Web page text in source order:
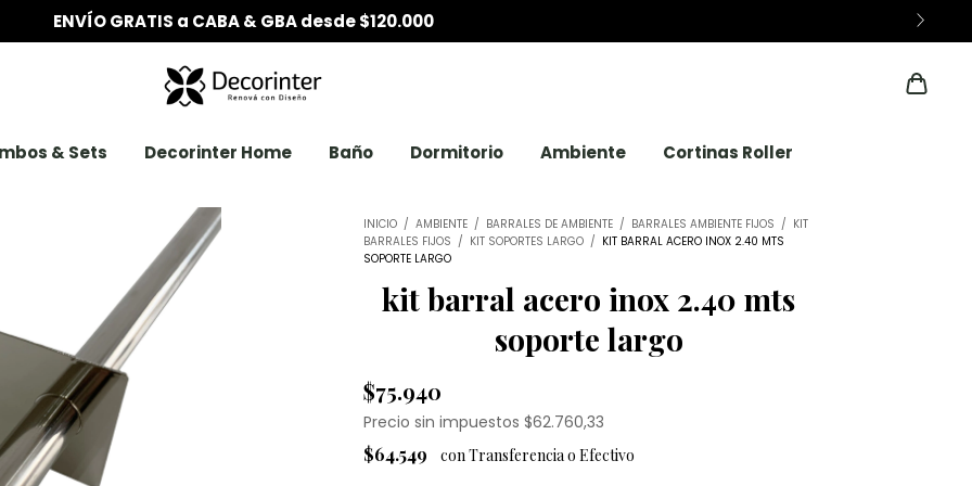
6 CUOTAS SIN
& Sets Decorinter Home Baño Dormitorio Ambiente Cortinas Roller
INICIO / AMBIENTE / BARRALES DE AMBIENTE / BARRALES AMBIENTE FIJOS / KIT
BARRALES FIJOS / KIT SOPORTES LARGO / KIT BARRAL ACERO INOX 2.40 MTS
SOPORTE LARGO
kit barral acero inox 2.40 mts
soporte largo
$75.940
Precio sin impuestos$62.760,33
$64.549